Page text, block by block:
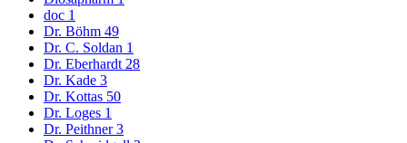
doc 1
Dr. Böhm 49
Dr. C. Soldan 1
Dr. Eberhardt 28
Dr. Kade 3
Dr. Kottas 50
Dr. Loges 1
Dr. Peithner3